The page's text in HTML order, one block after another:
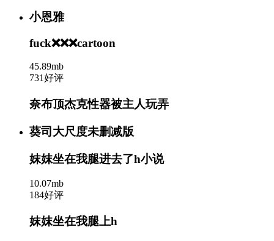
小恩雅
fuck❌❌❌cartoon
45.89mb
731好评
奈布顶杰克性器被主人玩弄
葵司大尺度未删减版
妺妺坐在我腿进去了h小说
10.07mb
184好评
妺妺坐在我腿上h